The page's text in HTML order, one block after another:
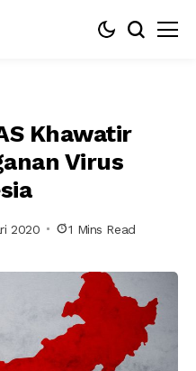
Khawatir
Virus
2020
1 Mins Read